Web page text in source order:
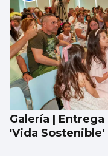
Galería |
'Vida Sostenible'